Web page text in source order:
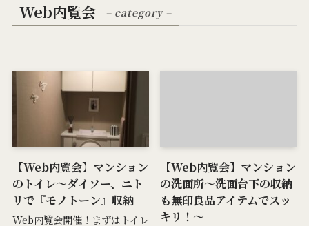
Web内覧会 – category –
【Web内覧会】マンション
のトイレ～ダイソー、ニト
リで『モノトーン』収納
Web内覧会開催！まずはトイレ
【Web内覧会】マンション
の洗面所～洗面台下の収納
も無印良品アイテムでスッ
キリ！〜